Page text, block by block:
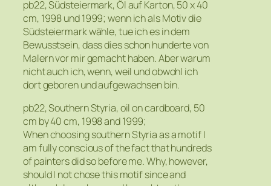
pb22, Südsteiermark, Öl auf Karton, 50 x 40
cm, 1998 und 1999; wenn ich als Motiv die
Südsteiermark wähle, tue ich es in dem
Bewusstsein, dass dies schon hunderte von
Malern vor mir gemacht haben. Aber warum
nicht auch ich, wenn, weil und obwohl ich
dort geboren und aufgewachsen bin.
pb22, Southern Styria, oil on cardboard, 50
cm by 40 cm, 1998 and 1999;
When choosing southern Styria as a motif I
am fully conscious of the fact that hundreds
of painters did so before me. Why, however,
should I not chose this motif since and